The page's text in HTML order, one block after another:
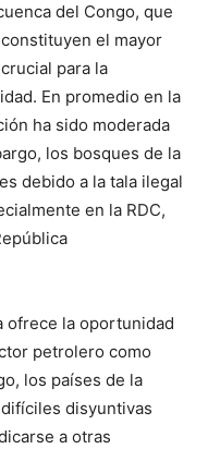
del Congo, que
el mayor
para la
En promedio en la
ha sido moderada
los bosques de la
debido a la tala ilegal
en la RDC,
ofrece la oportunidad
petrolero como
los países de la
disyuntivas
a otras